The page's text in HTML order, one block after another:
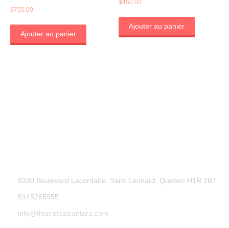
$750.00
Ajouter au panier
$450.00
Ajouter au panier
9330 Boulevard Lacordaire, Saint Leonard, Quebec H1R 2B7
5145265955
info@fleuristealcantara.com